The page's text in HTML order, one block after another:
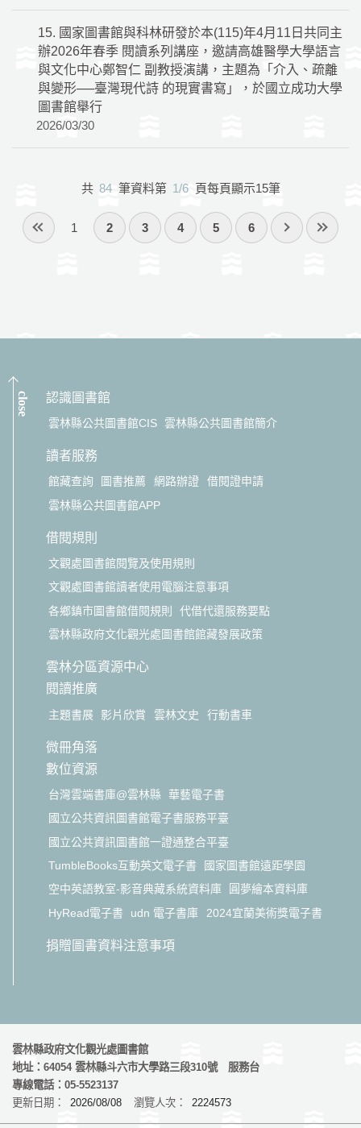
15. 國家圖書館與科林研發於本(115)年4月11日共同主
辦2026年春季 閱讀系列講座，邀請高雄醫學大學語言
與文化中心鄭智仁 副教授演講，主題為「介入、疏離
與變形──臺灣現代詩 的現實書寫」，於國立成功大學
圖書館舉行
2026/03/30
共 84 筆資料第 1/6 頁每頁顯示15筆
1 2 3 4 5 6
close 認識圖書館
雲林縣公共圖書館CIS 雲林縣公共圖書館簡介
讀者服務
館藏查詢 圖書推薦 網路辦證
借閱證申請
雲林縣公共圖書館APP
借閱規則
文觀處圖書館閱覽及使用規則
文觀處圖書館讀者使用電腦注意事項
各鄉鎮市圖書館借閱規則
代借代還服務要點
雲林縣政府文化觀光處圖書館館藏發展政策
雲林分區資源中心
閱讀推廣
主題書展 影片欣賞 雲林文史 行動書車
微冊角落
數位資源
台灣雲端書庫@雲林縣
華藝電子書
國立公共資訊圖書館電子書服務平臺
國立公共資訊圖書館一證通整合平臺
TumbleBooks互動英文電子書
國家圖書館遠距學園
空中英語教室-影音典藏系統資料庫
圓夢繪本資料庫
HyRead電子書
udn 電子書庫 2024宜蘭美術獎電子書
捐贈圖書資料注意事項
雲林縣政府文化觀光處圖書館
地址：64054 雲林縣斗六市大學路三段310號 服務台
專線電話：05-5523137
更新日期：
2026/08/08 瀏覽人次： 2224573